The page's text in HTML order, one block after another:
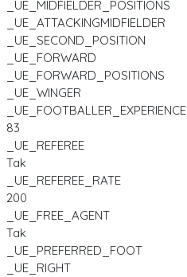
_UE_MIDFIELDER_POSITIONS
_UE_ATTACKINGMIDFIELDER
_UE_SECOND_POSITION
_UE_FORWARD
_UE_FORWARD_POSITIONS
_UE_WINGER
_UE_FOOTBALLER_EXPERIENCE
83
_UE_REFEREE
Tak
_UE_REFEREE_RATE
200
_UE_FREE_AGENT
Tak
_UE_PREFERRED_FOOT
_UE_RIGHT